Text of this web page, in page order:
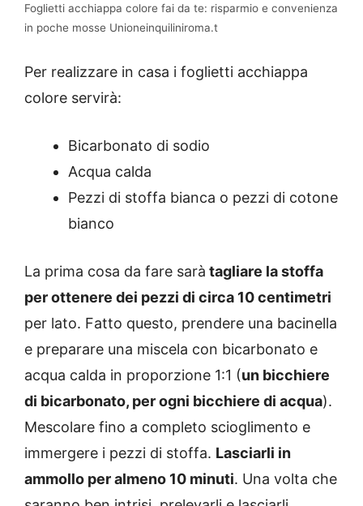
Foglietti acchiappa colore fai da te: risparmio e convenienza
in poche mosse Unioneinquiliniroma.t
Per realizzare in casa i foglietti acchiappa
colore servirà:
Bicarbonato di sodio
Acqua calda
Pezzi di stoffa bianca o pezzi di cotone
bianco
La prima cosa da fare sarà tagliare la stoffa
per ottenere dei pezzi di circa 10 centimetri
per lato. Fatto questo, prendere una bacinella
e preparare una miscela con bicarbonato e
acqua calda in proporzione 1:1 (un bicchiere
di bicarbonato, per ogni bicchiere di acqua).
Mescolare fino a completo scioglimento e
immergere i pezzi di stoffa. Lasciarli in
ammollo per almeno 10 minuti. Una volta che